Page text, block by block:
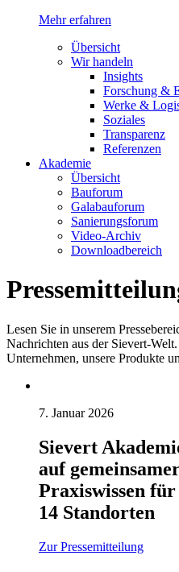
Mehr erfahren
Übersicht
Wir handeln
Insights
Forschung &
Werke &
Soziales
Transparenz
Referenzen
Akademie
Übersicht
Bauforum
Galabauforum
Sanierungsforum
Video-Archiv
Downloadbereich
Lesen Sie in unserem
Nachrichten aus der Sievert-
Unternehmen, unsere Produkte
7. Januar 2026
Sievert
auf
Praxiswissen
14 Standorten
Zur Pressemitteilung